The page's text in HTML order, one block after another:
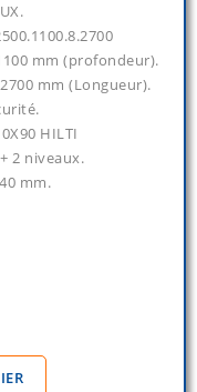
mm (profondeur).
mm (Longueur).
HILTI
2 niveaux.
mm.